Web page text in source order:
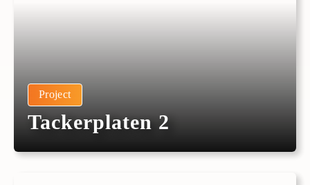
Project
Tackerplaten 2